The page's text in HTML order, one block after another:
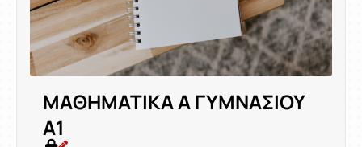
ΜΑΘΗΜΑΤΙΚΑ Α ΓΥΜΝΑΣΙΟΥ
Α1